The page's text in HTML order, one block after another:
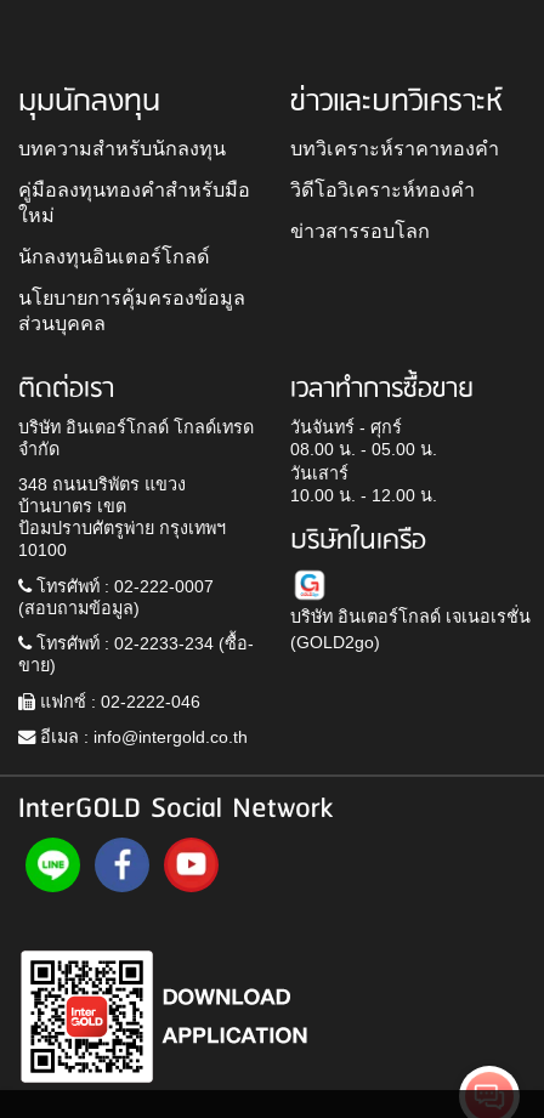
มุมนักลงทุน
บทความสำหรับนักลงทุน
คู่มือลงทุนทองคำสำหรับมือ
ใหม่
นักลงทุนอินเตอร์โกลด์
นโยบายการคุ้มครองข้อมูล
ส่วนบุคคล
ข่าวและบทวิเคราะห์
บทวิเคราะห์ราคาทองคำ
วิดีโอวิเคราะห์ทองคำ
ข่าวสารรอบโลก
ติดต่อเรา
บริษัท อินเตอร์โกลด์ โกลด์เทรด
จำกัด
348 ถนนบริพัตร แขวง
บ้านบาตร เขต
ป้อมปราบศัตรูพ่าย กรุงเทพฯ
10100
โทรศัพท์ : 02-222-0007
(สอบถามข้อมูล)
โทรศัพท์ : 02-2233-234 (ซื้อ-
ขาย)
แฟกซ์ : 02-2222-046
อีเมล : info@intergold.co.th
เวลาทำการซื้อขาย
วันจันทร์ - ศุกร์
08.00 น. - 05.00 น.
วันเสาร์
10.00 น. - 12.00 น.
บริษัทในเครือ
บริษัท อินเตอร์โกลด์ เจเนอเรชั่น
(GOLD2go)
InterGOLD Social Network